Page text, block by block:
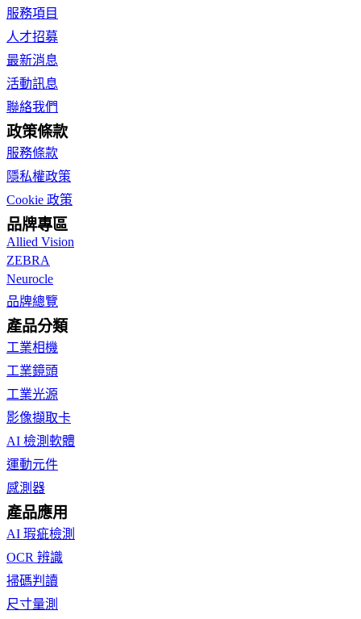
服務項目
人才招募
最新消息
活動訊息
聯絡我們
政策條款
服務條款
隱私權政策
Cookie 政策
品牌專區
Allied Vision
ZEBRA
Neurocle
品牌總覽
產品分類
工業相機
工業鏡頭
工業光源
影像擷取卡
AI 檢測軟體
運動元件
感測器
產品應用
AI 瑕疵檢測
OCR 辨識
掃碼判讀
尺寸量測